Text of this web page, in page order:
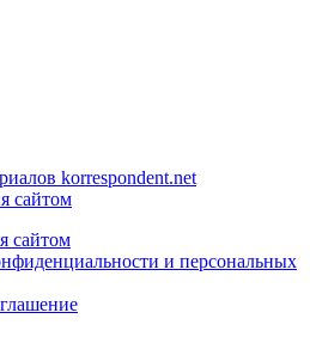
korrespondent.net
сайтом
сайтом
и персональных